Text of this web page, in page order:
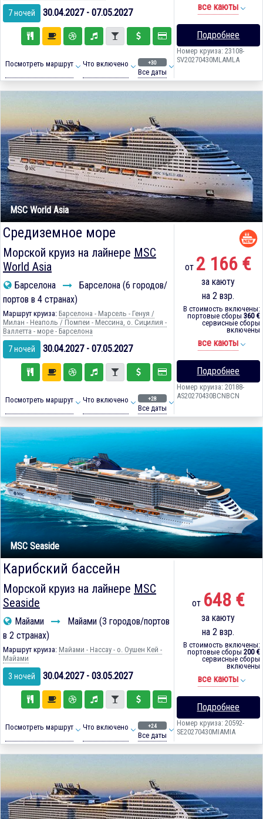
7 ночей 30.04.2027 - 07.05.2027
Посмотреть маршрут Что включено +30
Все даты
все каюты
Подробнее
Номер круиза: 23108-
SV20270430MLAMLA
MSC World Asia
Средиземное море
Морской круиз на лайнере MSC
World Asia
Барселона
Барселона (6 городов/
портов в 4 странах)
Маршрут круиза: Барселона - Марсель - Генуя /
Милан - Неаполь / Помпеи - Мессина, о. Сицилия -
Валлетта - море - Барселона
7 ночей 30.04.2027 - 07.05.2027
Посмотреть маршрут Что включено +28
Все даты
от 2 166 €
за каюту
на 2 взр.
В стоимость включены:
портовые сборы 360 €
сервисные сборы
включены
все каюты
Подробнее
Номер круиза: 20188-
AS20270430BCNBCN
MSC Seaside
Карибский бассейн
Морской круиз на лайнере MSC
Seaside
Майами
Майами (3 городов/портов
в 2 странах)
Маршрут круиза: Майами - Нассау - о. Оушен Кей -
Майами
3 ночей 30.04.2027 - 03.05.2027
Посмотреть маршрут Что включено +24
Все даты
от 648 €
за каюту
на 2 взр.
В стоимость включены:
портовые сборы 200 €
сервисные сборы
включены
все каюты
Подробнее
Номер круиза: 20592-
SE20270430MIAMIA